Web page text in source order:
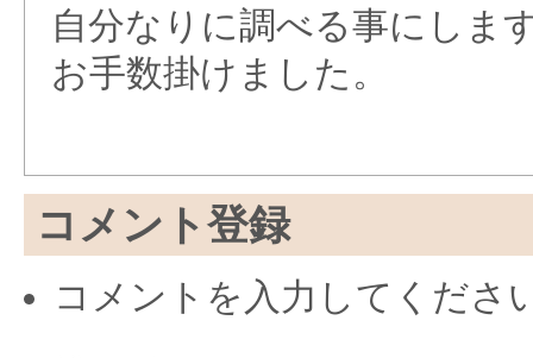
自分なりに調べる事にしま
お手数掛けました。
コメント登録
コメントを入力してくださ